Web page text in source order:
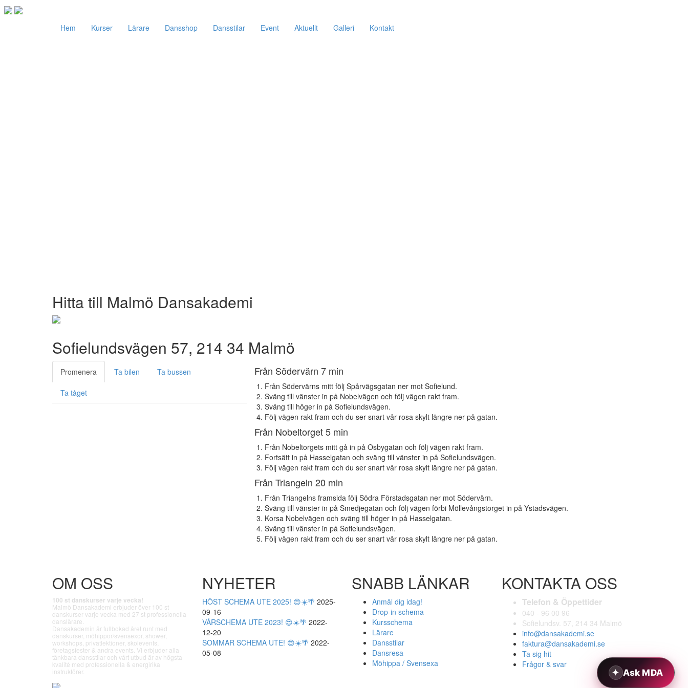
Hem Kurser Lärare Dansshop Dansstilar Event Aktuellt Galleri Kontakt
Hitta till Malmö Dansakademi
Sofielundsvägen 57, 214 34 Malmö
Promenera Ta bilen Ta bussen
Ta tåget
Från Södervärn 7 min
Från Södervärns mitt följ Spårvägsgatan ner mot Sofielund.
Sväng till vänster in på Nobelvägen och följ vägen rakt fram.
Sväng till höger in på Sofielundsvägen.
Följ vägen rakt fram och du ser snart vår rosa skylt längre ner på gatan.
Från Nobeltorget 5 min
Från Nobeltorgets mitt gå in på Osbygatan och följ vägen rakt fram.
Fortsätt in på Hasselgatan och sväng till vänster in på Sofielundsvägen.
Följ vägen rakt fram och du ser snart vår rosa skylt längre ner på gatan.
Från Triangeln 20 min
Från Triangelns framsida följ Södra Förstadsgatan ner mot Södervärn.
Sväng till vänster in på Smedjegatan och följ vägen förbi Möllevångstorget in på Ystadsvägen.
Korsa Nobelvägen och sväng till höger in på Hasselgatan.
Sväng till vänster in på Sofielundsvägen.
Följ vägen rakt fram och du ser snart vår rosa skylt längre ner på gatan.
OM OSS
100 st danskurser varje vecka!
Malmö Dansakademi erbjuder över 100 st
danskurser varje vecka med 27 st professionella
danslärare.
Dansakademin är fullbokad året runt med
danskurser, möhippor/svensexor, shower,
workshops, privatlektioner, skolevents,
företagsfester & andra events. Vi erbjuder alla
tänkbara dansstilar och vårt utbud är av högsta
kvalité med professionella & energirika
instruktörer.
NYHETER
HÖST SCHEMA UTE 2025! 😍☀️🌴 2025-
09-16
VÅRSCHEMA UTE 2023! 😍☀️🌴 2022-
12-20
SOMMAR SCHEMA UTE! 😍☀️🌴 2022-
05-08
SNABB LÄNKAR
Anmäl dig idag!
Drop-in schema
Kursschema
Lärare
Dansstilar
Dansresa
Möhippa / Svensexa
KONTAKTA OSS
Telefon & Öppettider
040 - 96 00 96
Sofielundsv. 57, 214 34 Malmö
info@dansakademi.se
faktura@dansakademi.se
Ta sig hit
Frågor & svar